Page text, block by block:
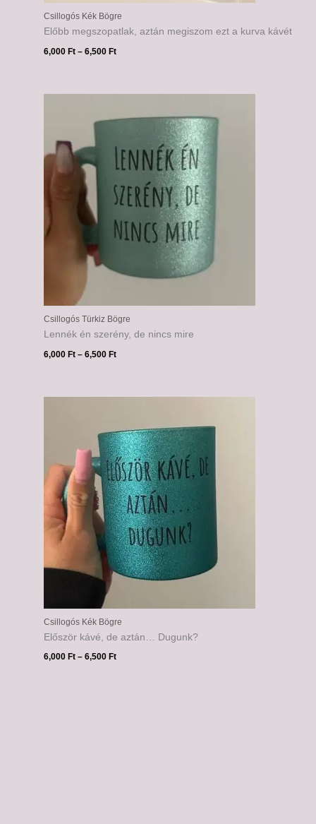
Csillogós Kék Bögre
Előbb megszopatlak, aztán megiszom ezt a kurva kávét
6,000Ft – 6,500Ft
Csillogós Türkiz Bögre
Lennék én szerény, de nincs mire
6,000Ft – 6,500Ft
Csillogós Kék Bögre
Először kávé, de aztán… Dugunk?
6,000 Ft – 6,500 Ft